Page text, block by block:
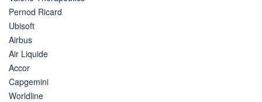
Pernod Ricard
Ubisoft
Airbus
Air Liquide
Accor
Capgemini
Worldline